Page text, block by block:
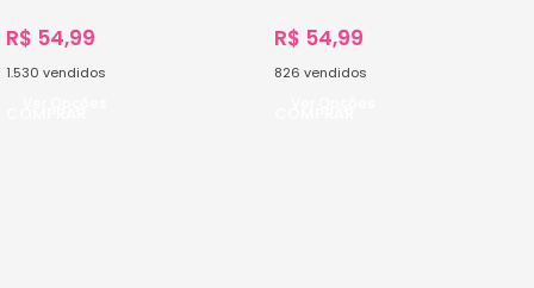
R$ 54,99
1.530 vendidos
R$ 54,99
826 vendidos